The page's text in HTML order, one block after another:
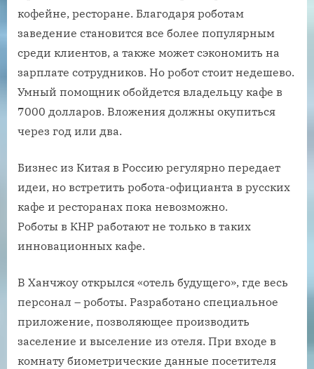
кофейне, ресторане. Благодаря роботам
заведение становится все более популярным
среди клиентов, а также может сэкономить на
зарплате сотрудников. Но робот стоит недешево.
Умный помощник обойдется владельцу кафе в
7000 долларов. Вложения должны окупиться
через год или два.
Бизнес из Китая в Россию регулярно передает
идеи, но встретить робота-официанта в русских
кафе и ресторанах пока невозможно.
Роботы в КНР работают не только в таких
инновационных кафе.
В Ханчжоу открылся «отель будущего», где весь
персонал – роботы. Разработано специальное
приложение, позволяющее производить
заселение и выселение из отеля. При входе в
комнату биометрические данные посетителя